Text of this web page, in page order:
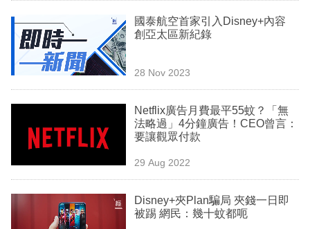
業
科
技
生
時
國泰航空首家引入Disney+內容
創亞太區新紀錄
28 Nov 2023
Netflix廣告月費最平55蚊？「無
法略過」4分鐘廣告！CEO曾言：
要讓觀眾付款
29 Aug 2022
Disney+夾Plan騙局 夾錢一日即
被踢 網民：幾十蚊都呃